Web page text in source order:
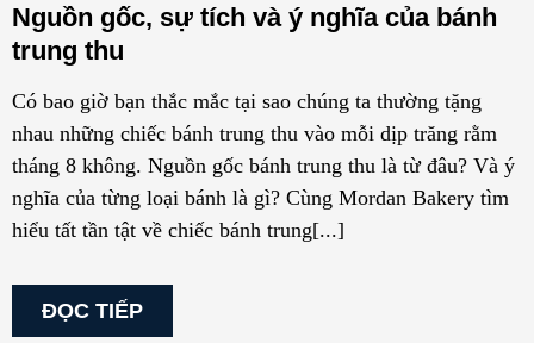
Nguồn gốc, sự tích và ý nghĩa của bánh
trung thu
Có bao giờ bạn thắc mắc tại sao chúng ta thường tặng
nhau những chiếc bánh trung thu vào mỗi dịp trăng rằm
tháng 8 không. Nguồn gốc bánh trung thu là từ đâu? Và ý
nghĩa của từng loại bánh là gì? Cùng Mordan Bakery tìm
hiểu tất tần tật về chiếc bánh trung[...]
ĐỌC TIẾP